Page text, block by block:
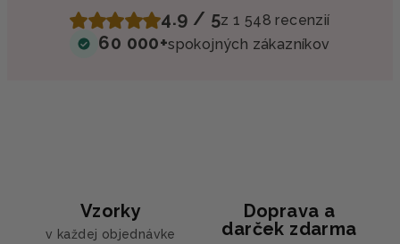
4.9 / 5z 1 548 recenzií
60 000+spokojných zákazníkov
Vzorky
v každej objednávke
Doprava a
darček zdarma